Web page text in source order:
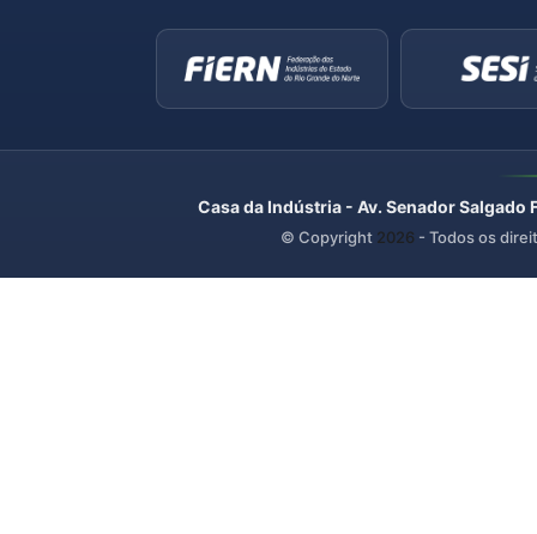
Casa da Indústria - Av. Senador
© Copyright 2026 - Todos os